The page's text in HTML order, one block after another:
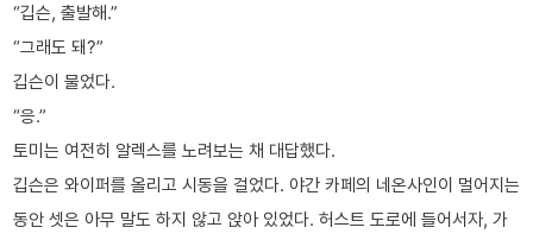
“깁슨, 출발해.”
“그래도 돼?”
깁슨이 물었다.
“응.”
토미는 여전히 알렉스를 노려보는 채 대답했다.
깁슨은 와이퍼를 올리고 시동을 걸었다. 야간 카페의 네온사인이 멀어지는
동안 셋은 아무 말도 하지 않고 앉아 있었다. 허스트 도로에 들어서자, 가